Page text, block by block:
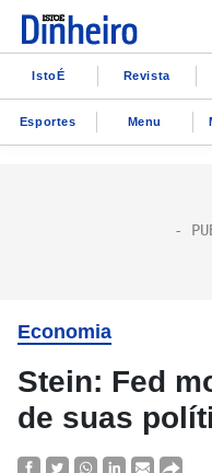
IstoÉ Revista
Esportes Menu
Economia
Stein: Fed
de suas